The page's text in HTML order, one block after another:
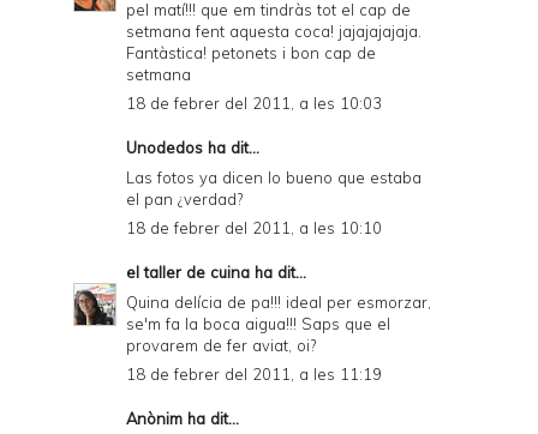
pel matí!!! que em tindràs tot el cap de
setmana fent aquesta coca! jajajajajaja.
Fantàstica! petonets i bon cap de
setmana
18 de febrer del 2011, a les 10:03
Unodedos ha dit...
Las fotos ya dicen lo bueno que estaba
el pan ¿verdad?
18 de febrer del 2011, a les 10:10
el taller de cuina ha dit...
Quina delícia de pa!!! ideal per esmorzar,
se'm fa la boca aigua!!! Saps que el
provarem de fer aviat, oi?
18 de febrer del 2011, a les 11:19
Anònim ha dit...